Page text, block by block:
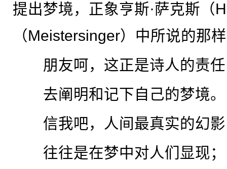
提出梦境，正象亨斯·萨克斯（
（Meistersinger）中所说的那
朋友呵，这正是诗人的责
去阐明和记下自己的梦境。
信我吧，人间最真实的幻影
往往是在梦中对人们显现；